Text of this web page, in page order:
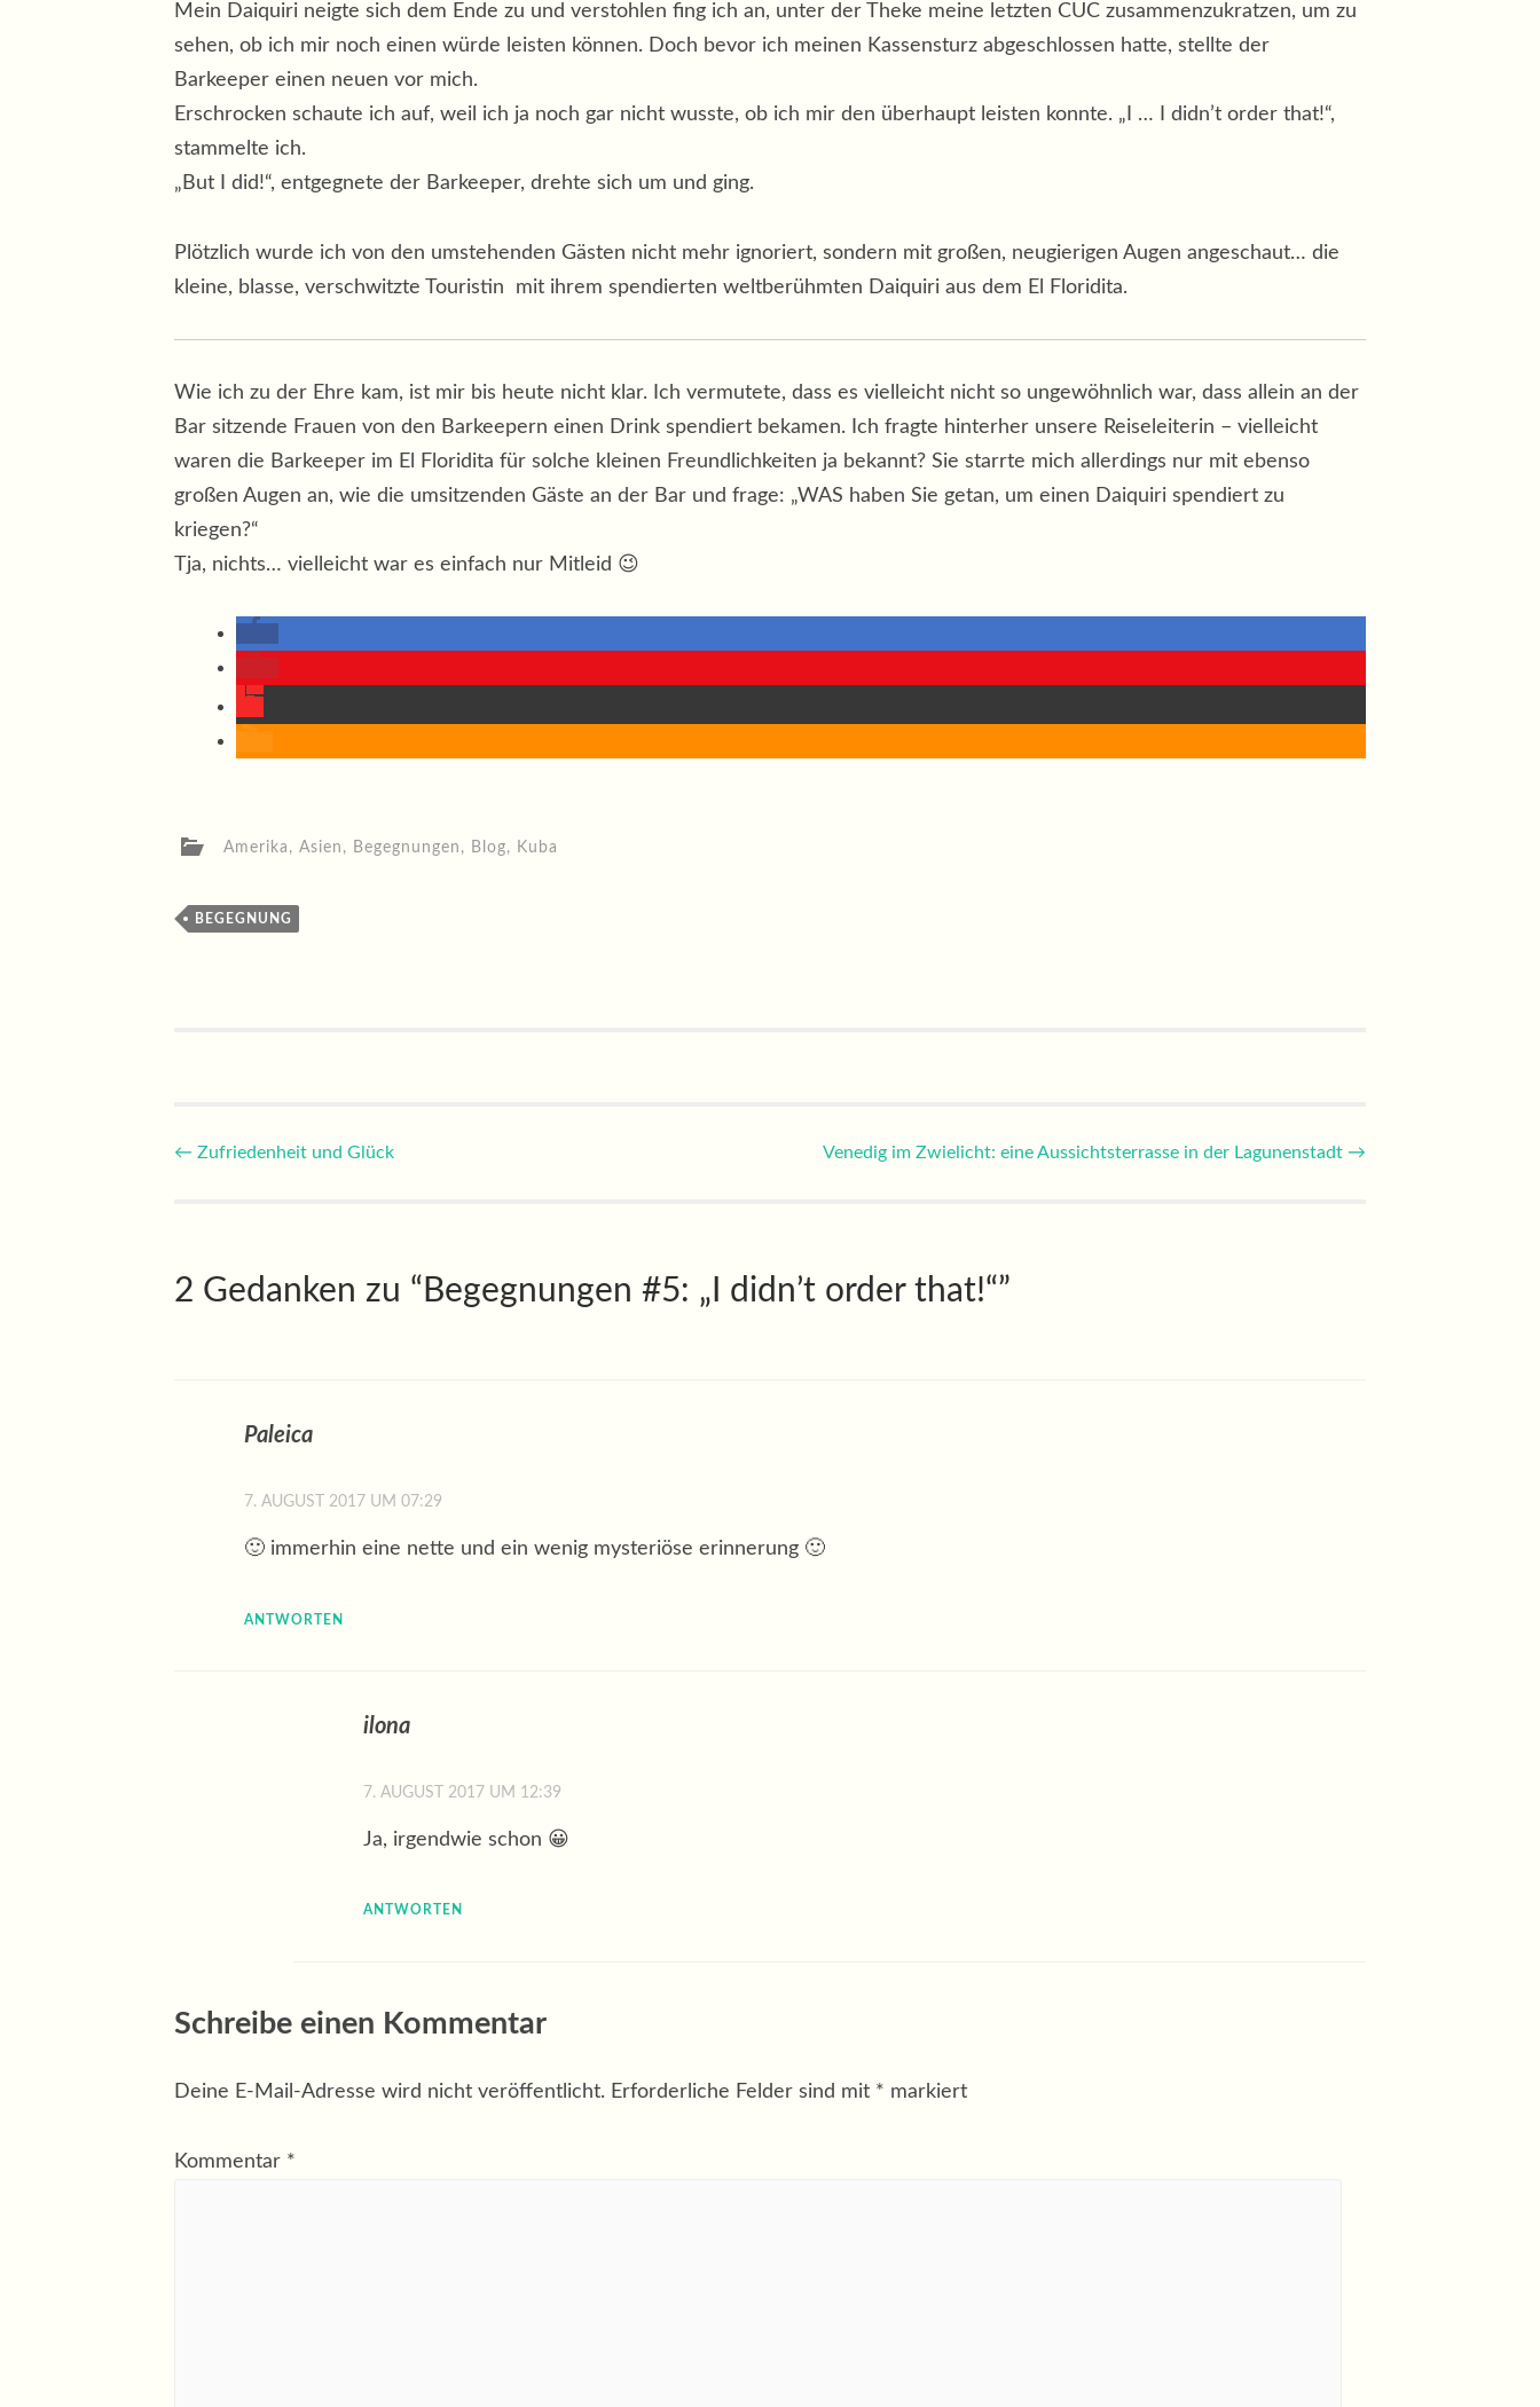
Mein Daiquiri neigte sich dem Ende zu und verstohlen fing ich an, unter der Theke meine letzten CUC zusammenzukratzen, um zu
sehen, ob ich mir noch einen würde leisten können. Doch bevor ich meinen Kassensturz abgeschlossen hatte, stellte der
Barkeeper einen neuen vor mich.
Erschrocken schaute ich auf, weil ich ja noch gar nicht wusste, ob ich mir den überhaupt leisten konnte. „I … I didn’t order that!“,
stammelte ich.
„But I did!“, entgegnete der Barkeeper, drehte sich um und ging.
Plötzlich wurde ich von den umstehenden Gästen nicht mehr ignoriert, sondern mit großen, neugierigen Augen angeschaut… die
kleine, blasse, verschwitzte Touristin mit ihrem spendierten weltberühmten Daiquiri aus dem El Floridita.
Wie ich zu der Ehre kam, ist mir bis heute nicht klar. Ich vermutete, dass es vielleicht nicht so ungewöhnlich war, dass allein an der
Bar sitzende Frauen von den Barkeepern einen Drink spendiert bekamen. Ich fragte hinterher unsere Reiseleiterin – vielleicht
waren die Barkeeper im El Floridita für solche kleinen Freundlichkeiten ja bekannt? Sie starrte mich allerdings nur mit ebenso
großen Augen an, wie die umsitzenden Gäste an der Bar und frage: „WAS haben Sie getan, um einen Daiquiri spendiert zu
kriegen?“
Tja, nichts… vielleicht war es einfach nur Mitleid 😉
Amerika , Asien , Begegnungen , Blog, Kuba
BEGEGNUNG
Beitragsnavigation
← Zufriedenheit und Glück Venedig im Zwielicht: eine Aussichtsterrasse in der Lagunenstadt →
2 Gedanken zu “ Begegnungen #5: „I didn’t order that!“”
Paleica
7. AUGUST 2017 UM 07:29
🙂 immerhin eine nette und ein wenig mysteriöse erinnerung 🙂
ANTWORTEN
ilona
7. AUGUST 2017 UM 12:39
Ja, irgendwie schon 😀
ANTWORTEN
Schreibe einen Kommentar
Deine E-Mail-Adresse wird nicht veröffentlicht. Erforderliche Felder sind mit * markiert
Kommentar *